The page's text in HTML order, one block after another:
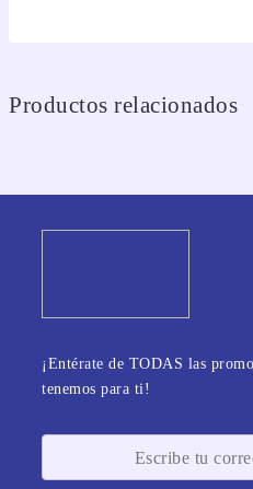
Productos relacionados
¡Entérate de TODAS las
tenemos para ti!